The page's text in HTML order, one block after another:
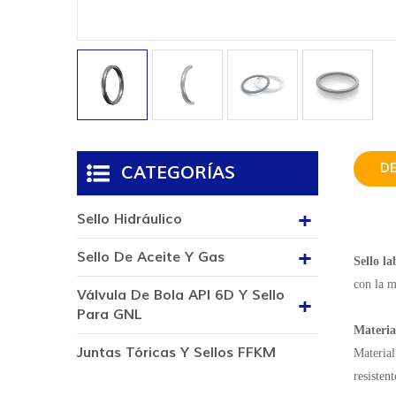
Sello
con la
CATEGORÍAS
Sello Hidráulico
Sello De Aceite Y Gas
Válvula De Bola API 6D Y Sello
Para GNL
Juntas Tóricas Y Sellos FFKM